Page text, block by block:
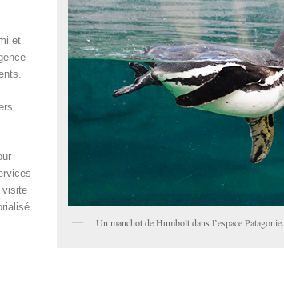
Un manchot de Humbolt dans l’espace Patagonie.
et
visite